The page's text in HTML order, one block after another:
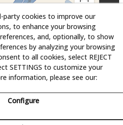
party cookies to improve our
to enhance your browsing
and, optionally, to show
by analyzing your browsing
to all cookies, select REJECT
SETTINGS to customize your
information, please see our:
Configure